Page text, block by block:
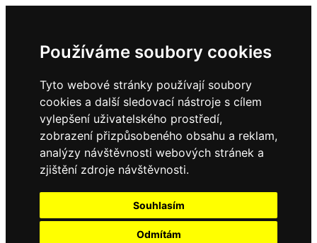
Používáme soubory cookies
Tyto webové stránky používají soubory
cookies a další sledovací nástroje s cílem
vylepšení uživatelského prostředí,
zobrazení přizpůsobeného obsahu a reklam,
analýzy návštěvnosti webových stránek a
zjištění zdroje návštěvnosti.
Souhlasím
Odmítám